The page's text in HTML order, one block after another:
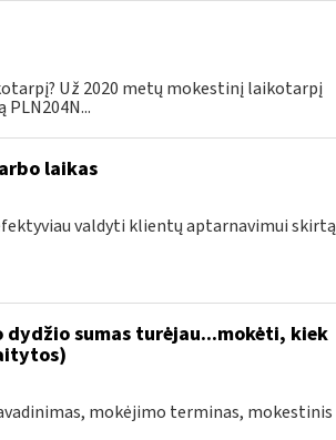
Už 2020 metų mokestinį laikotarpį
laikas
valdyti klientų aptarnavimui skirtą
sumas turėjau...mokėti, kiek
mokėjimo terminas, mokestinis